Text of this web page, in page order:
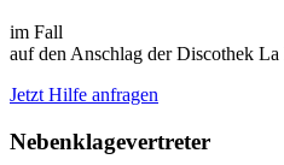
im Fall
auf den Anschlag der Discothek
Jetzt Hilfe anfragen
Nebenklagevertreter